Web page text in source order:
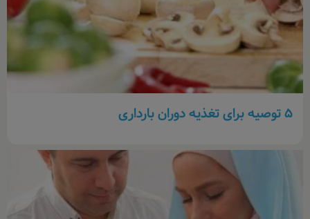
۵ توصیه برای تغذیه دوران بارداری